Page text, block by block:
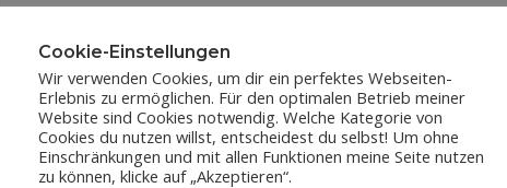
LEAVE A REPLY
Cookie-Einstellungen
Wir verwenden Cookies, um dir ein perfektes Webseiten-
Erlebnis zu ermöglichen. Für den optimalen Betrieb meiner
Website sind Cookies notwendig. Welche Kategorie von
Cookies du nutzen willst, entscheidest du selbst! Um ohne
Einschränkungen und mit allen Funktionen meine Seite nutzen
zu können, klicke auf „Akzeptieren“.